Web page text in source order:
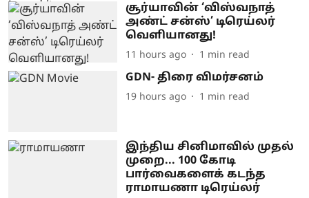
சூர்யாவின் ‘விஸ்வநாத்
அண்ட் சன்ஸ்’ டிரெய்லர்
வெளியானது!
11 hours ago 1 min read
GDN- திரை விமர்சனம்
19 hours ago 1 min read
இந்திய சினிமாவில் முதல்
முறை... 100 கோடி
பார்வைகளைக் கடந்த
ராமாயணா டிரெய்லர்